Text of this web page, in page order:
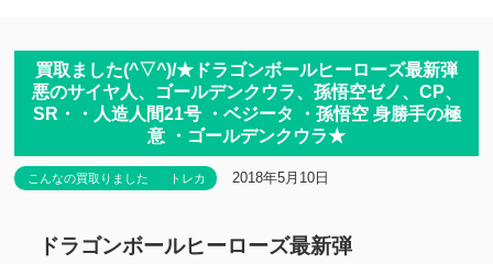
買取ました(^▽^)/★ドラゴンボールヒーローズ最新弾
悪のサイヤ人、ゴールデンクウラ、孫悟空ゼノ、CP、
SR・・人造人間21号 ・ベジータ ・孫悟空 身勝手の極
意 ・ゴールデンクウラ★
こんなの買取りました トレカ 2018年5月10日
ドラゴンボールヒーローズ最新弾